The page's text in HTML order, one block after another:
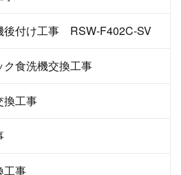
後付け工事 RSW-F402C-SV
食洗機交換工事
換工事
工事